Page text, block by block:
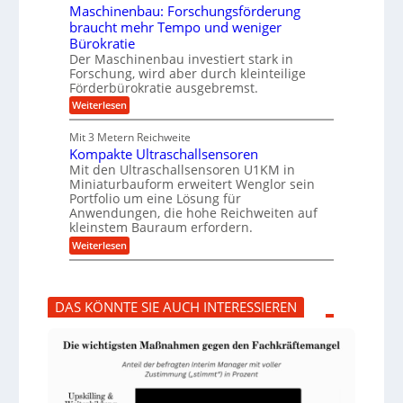
e
n
B
S
C
L
w
e
i
t
e
e
n
t
w
i
c
k
e
l
e
s
H
y
b
r
i
d
-
u
g
e
l
l
a
g
e
r
u
m
p
f
e
r
z
i
e
t
U
m
s
a
t
z
k
n
a
ü
b
e
V
r
Maschinenbau: Forschungsförderung
braucht mehr Tempo und weniger
Bürokratie
Der Maschinenbau investiert stark in
Forschung, wird aber durch kleinteilige
Förderbürokratie ausgebremst.
Weiterlesen:
M
s
c
h
i
n
e
n
b
a
u
r
s
h
n
Mit 3 Metern Reichweite
Kompakte Ultraschallsensoren
Mit den Ultraschallsensoren U1KM in
Miniaturbauform erweitert Wenglor sein
Portfolio um eine Lösung für
Anwendungen, die hohe Reichweiten auf
kleinstem Bauraum erfordern.
Weiterlesen:
K
p
a
k
e
l
DAS KÖNNTE SIE AUCH INTERESSIEREN